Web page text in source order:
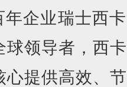
年企业瑞士西
球领导者，西
心提供高效、